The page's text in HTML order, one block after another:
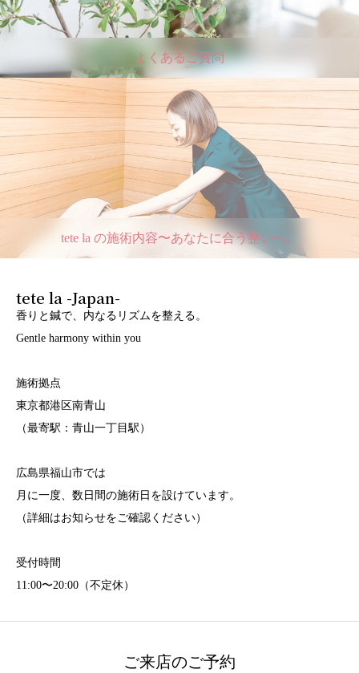
よくあるご質問
tete la の施術内容〜あなたに合う整いへ。
tete la -Japan-
香りと鍼で、内なるリズムを整える。
Gentle harmony within you
施術拠点
東京都港区南青山
（最寄駅：青山一丁目駅）
広島県福山市では
月に一度、数日間の施術日を設けています。
（詳細はお知らせをご確認ください）
受付時間
11:00〜20:00（不定休）
ご来店のご予約